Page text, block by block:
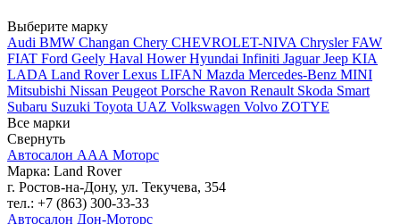
Выберите марку
Audi BMW Changan Chery CHEVROLET-NIVA ChryslerFAW
FIAT Ford Geely Haval HowerHyundai Infiniti JaguarJeep KIA
LADA Land RoverLexus LIFAN Mazda Mercedes-Benz MINI
Mitsubishi Nissan Peugeot Porsche Ravon Renault Skoda Smart
Subaru Suzuki Toyota UAZ Volkswagen Volvo ZOTYE
Все марки
Свернуть
Автосалон ААА Моторс
Марка: Land Rover
г. Ростов-на-Дону, ул. Текучева, 354
тел.: +7 (863) 300-33-33
Автосалон Дон-Моторс